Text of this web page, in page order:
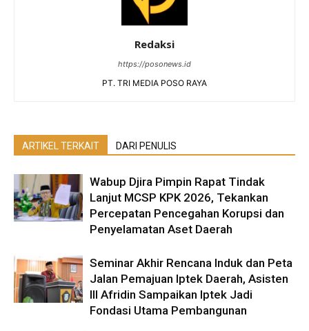
Redaksi
https://posonews.id
PT. TRI MEDIA POSO RAYA
ARTIKEL TERKAIT DARI PENULIS
Wabup Djira Pimpin Rapat Tindak
Lanjut MCSP KPK 2026, Tekankan
Percepatan Pencegahan Korupsi dan
Penyelamatan Aset Daerah
Seminar Akhir Rencana Induk dan Peta
Jalan Pemajuan Iptek Daerah, Asisten
III Afridin Sampaikan Iptek Jadi
Fondasi Utama Pembangunan